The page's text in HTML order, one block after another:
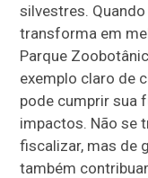
silvestres.
transforma em
Parque
exemplo claro de
pode cumprir sua
impactos. Não se
fiscalizar, mas de
também